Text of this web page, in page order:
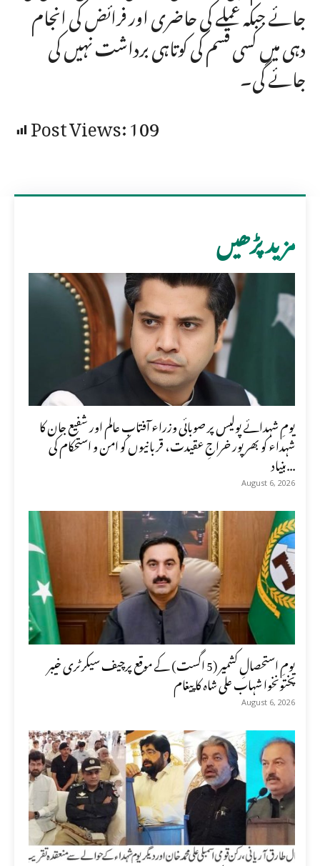
جائے جبکہ عملے کی حاضری اور فرائض کی انجام
دہی میں کسی قسم کی کوتاہی برداشت نہیں کی
جائے گی۔
Post Views:109
مزید پڑھیں
یومِ شہدائے پولیس پر صوبائی وزراء آفتاب عالم اور شفیع جان کا
شہداء کو بھرپور خراجِ عقیدت، قربانیوں کو امن و استحکام کی
بنیاد...
August 6, 2026
یومِ استحصالِ کشمیر (5 اگست) کے موقع پرچیف سیکرٹری خیبر
پختونخوا شہاب علی شاہ کا پیغام
August 6, 2026